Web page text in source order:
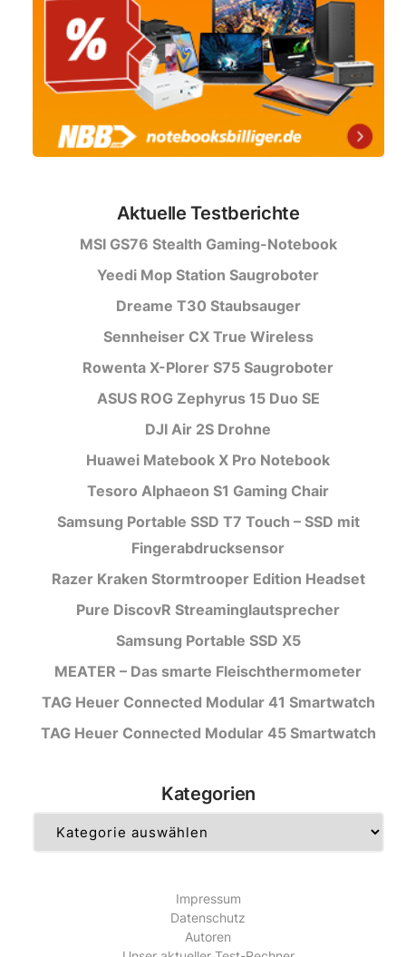
Aktuelle Testberichte
MSI GS76 Stealth Gaming-Notebook
Yeedi Mop Station Saugroboter
Dreame T30 Staubsauger
Sennheiser CX True Wireless
Rowenta X-Plorer S75 Saugroboter
ASUS ROG Zephyrus 15 Duo SE
DJI Air 2S Drohne
Huawei Matebook X Pro Notebook
Tesoro Alphaeon S1 Gaming Chair
Samsung Portable SSD T7 Touch – SSD mit
Fingerabdrucksensor
Razer Kraken Stormtrooper Edition Headset
Pure DiscovR Streaminglautsprecher
Samsung Portable SSD X5
MEATER – Das smarte Fleischthermometer
TAG Heuer Connected Modular 41 Smartwatch
TAG Heuer Connected Modular 45 Smartwatch
Kategorien
Impressum
Datenschutz
Autoren